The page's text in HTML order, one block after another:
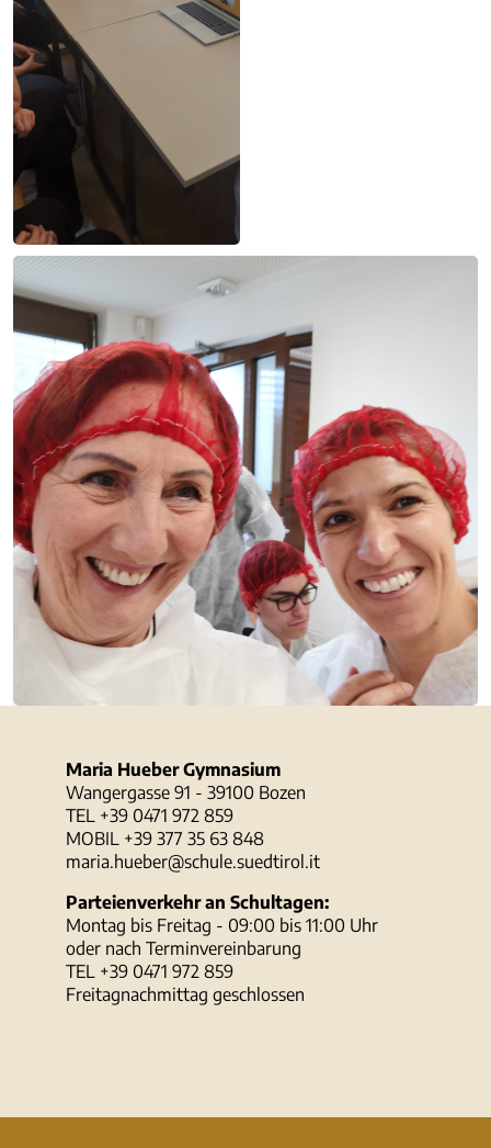
Maria Hueber Gymnasium
Wangergasse 91 - 39100 Bozen
TEL +39 0471 972 859
MOBIL +39 377 35 63 848
maria.hueber@schule.suedtirol.it
Parteienverkehr an Schultagen:
Montag bis Freitag - 09:00 bis 11:00 Uhr
oder nach Terminvereinbarung
TEL +39 0471 972 859
Freitagnachmittag geschlossen